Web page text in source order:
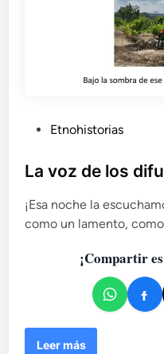
b
i
c
Etnohistorias
La voz de los
¡Esa noche la
como un lamento,
¡Compartir
LLeer más